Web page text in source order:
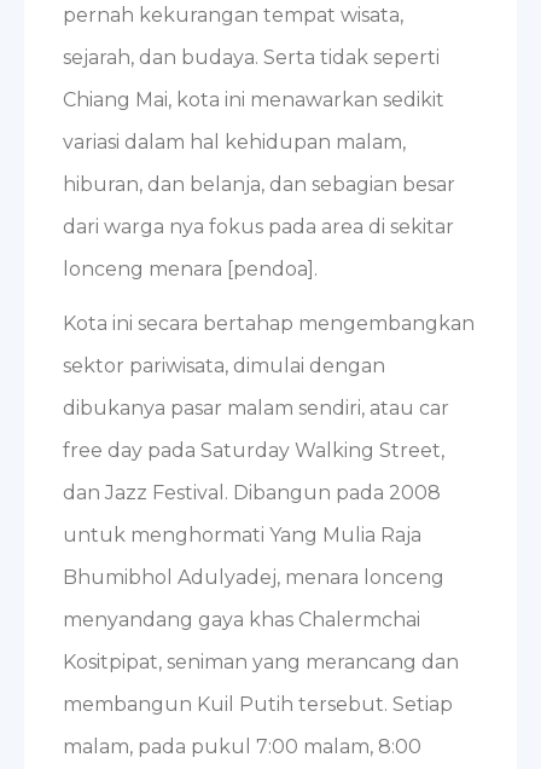
pernah kekurangan tempat wisata,
sejarah, dan budaya. Serta tidak seperti
Chiang Mai, kota ini menawarkan sedikit
variasi dalam hal kehidupan malam,
hiburan, dan belanja, dan sebagian besar
dari warga nya fokus pada area di sekitar
lonceng menara [pendoa].
Kota ini secara bertahap mengembangkan
sektor pariwisata, dimulai dengan
dibukanya pasar malam sendiri, atau car
free day pada Saturday Walking Street,
dan Jazz Festival. Dibangun pada 2008
untuk menghormati Yang Mulia Raja
Bhumibhol Adulyadej, menara lonceng
menyandang gaya khas Chalermchai
Kositpipat, seniman yang merancang dan
membangun Kuil Putih tersebut. Setiap
malam, pada pukul 7:00 malam, 8:00